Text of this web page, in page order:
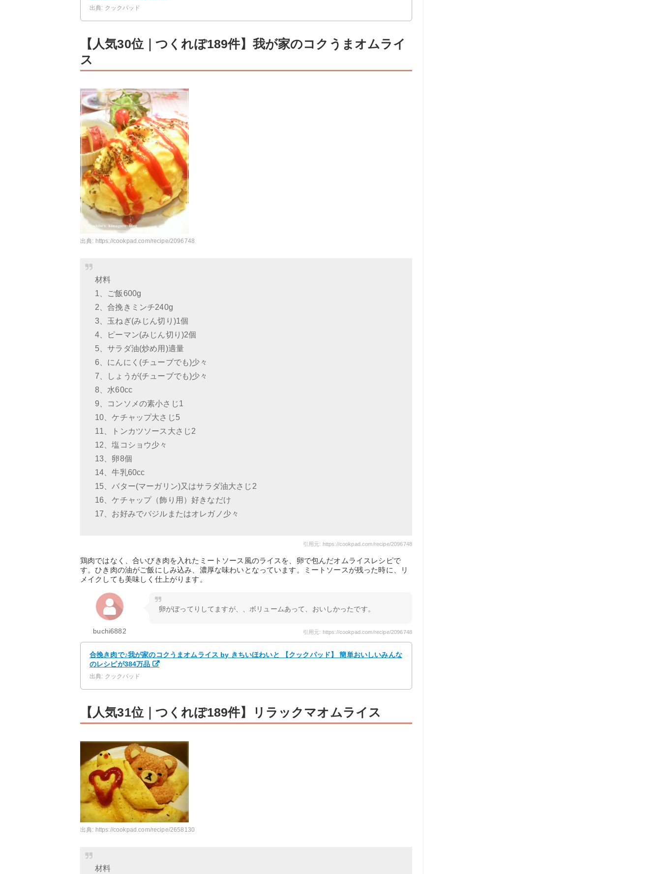
出典: クックパッド
【人気30位｜つくれぽ189件】我が家のコクうまオムライ
ス
出典: https://cookpad.com/recipe/2096748
材料
1、ご飯600g
2、合挽きミンチ240g
3、玉ねぎ(みじん切り)1個
4、ピーマン(みじん切り)2個
5、サラダ油(炒め用)適量
6、にんにく(チューブでも)少々
7、しょうが(チューブでも)少々
8、水60cc
9、コンソメの素小さじ1
10、ケチャップ大さじ5
11、トンカツソース大さじ2
12、塩コショウ少々
13、卵8個
14、牛乳60cc
15、バター(マーガリン)又はサラダ油大さじ2
16、ケチャップ（飾り用）好きなだけ
17、お好みでバジルまたはオレガノ少々
引用元: https://cookpad.com/recipe/2096748
鶏肉ではなく、合いびき肉を入れたミートソース風のライスを、卵で包んだオムライスレシピで
す。ひき肉の油がご飯にしみ込み、濃厚な味わいとなっています。ミートソースが残った時に、リ
メイクしても美味しく仕上がります。
buchi6882
卵がぼってりしてますが、、ボリュームあって、おいしかったです。
引用元: https://cookpad.com/recipe/2096748
合挽き肉で♪我が家のコクうまオムライス by きちいほわいと 【クックパッド】 簡単おいしいみんな
のレシピが384万品
出典: クックパッド
【人気31位｜つくれぽ189件】リラックマオムライス
出典: https://cookpad.com/recipe/2658130
材料